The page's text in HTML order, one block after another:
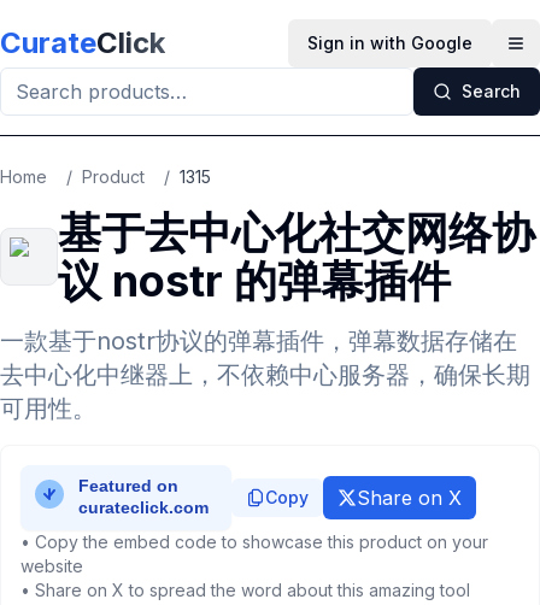
CurateClick Sign in with Google
Search
Home / Product / 1315
基于去中心化社交网络协
议 nostr 的弹幕插件
一款基于nostr协议的弹幕插件，弹幕数据存储在
去中心化中继器上，不依赖中心服务器，确保长期
可用性。
Copy Share on X
• Copy the embed code to showcase this product on your
website
• Share on X to spread the word about this amazing tool